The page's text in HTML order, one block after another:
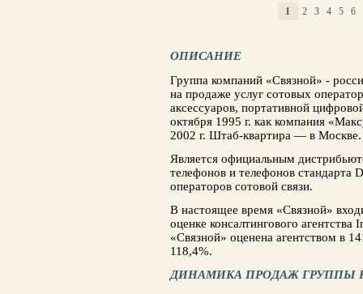
1 2 3 4 5 6
ОПИСАНИЕ
Группа компаний «Связной» -
на продаже услуг сотовых
аксессуаров, портативной
октября 1995 г. как компания
2002 г. Штаб-квартира — в Москве.
Является официальным
телефонов и телефонов стандарта
операторов сотовой связи.
В настоящее время «Связной»
оценке консалтингового
«Связной» оценена агентством в
118,4%.
ДИНАМИКА ПРОДАЖ ГРУППЫ